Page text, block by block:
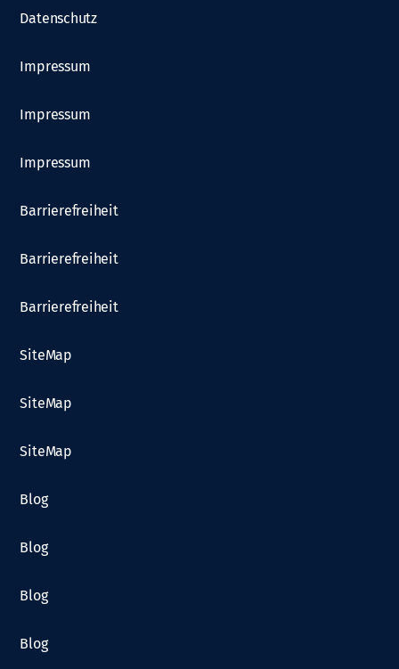
Datenschutz
Impressum
Impressum
Impressum
Barrierefreiheit
Barrierefreiheit
Barrierefreiheit
SiteMap
SiteMap
SiteMap
Blog
Blog
Blog
Blog